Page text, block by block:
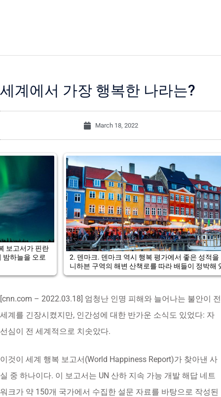
세계에서 가장 행복한 나라는?
March 18, 2022
2. 덴마크. 덴마크 역시 행복 평가에서 좋은 성적을 냈다. 코펜하겐
니하븐 구역의 해변 산책로를 따라 배들이 정박해 있다.
[cnn.com – 2022.03.18] 엄청난 인명 피해와 늘어나는 불안이 전
세계를 긴장시켰지만, 인간성에 대한 반가운 소식도 있었다: 자
선심이 전 세계적으로 치솟았다.
이것이 세계 행복 보고서(World Happiness Report)가 찾아낸 사
실 중 하나이다. 이 보고서는 UN 산하 지속 가능 개발 해답 네트
워크가 약 150개 국가에서 수집한 설문 자료를 바탕으로 작성된